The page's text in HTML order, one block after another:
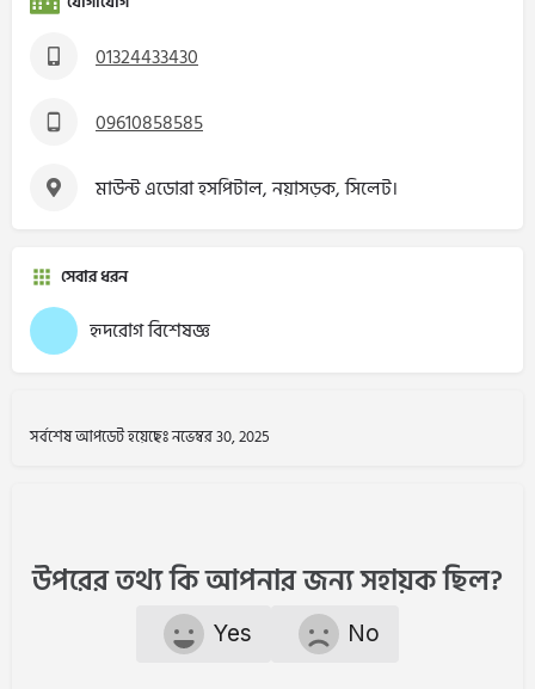
01324433430
09610858585
মাউন্ট এডোরা হসপিটাল, নয়াসড়ক, সিলেট।
সেবার ধরন
হৃদরোগ বিশেষজ্ঞ
সর্বশেষ আপডেট হয়েছেঃ নভেম্বর 30, 2025
উপরের তথ্য কি আপনার জন্য সহায়ক ছিল?
Yes No